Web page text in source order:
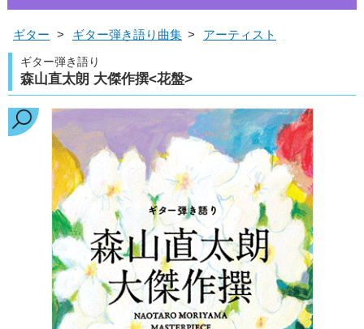
ギター > ギター弾き語り曲集 > アーティスト
ギター弾き語り
森山直太朗 大傑作撰<花盤>